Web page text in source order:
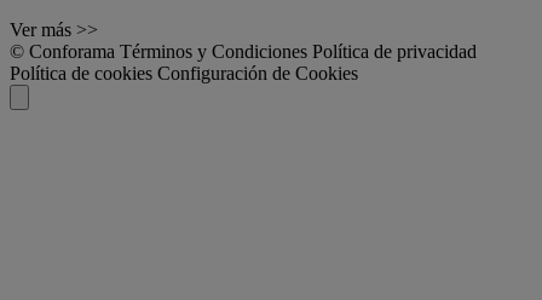
Ver más >>
© Conforama Términos y Condiciones Política de privacidad
Política de cookies Configuración de Cookies